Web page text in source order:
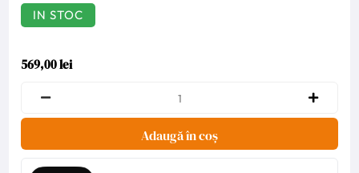
IN STOC
569,00 lei
Adaugă în coș